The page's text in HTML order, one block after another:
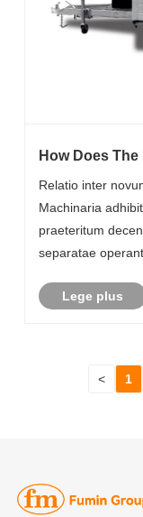
How Does
Relatio inter
Machinaria
praeteritum
separatae
tiones etLege plus
< 1